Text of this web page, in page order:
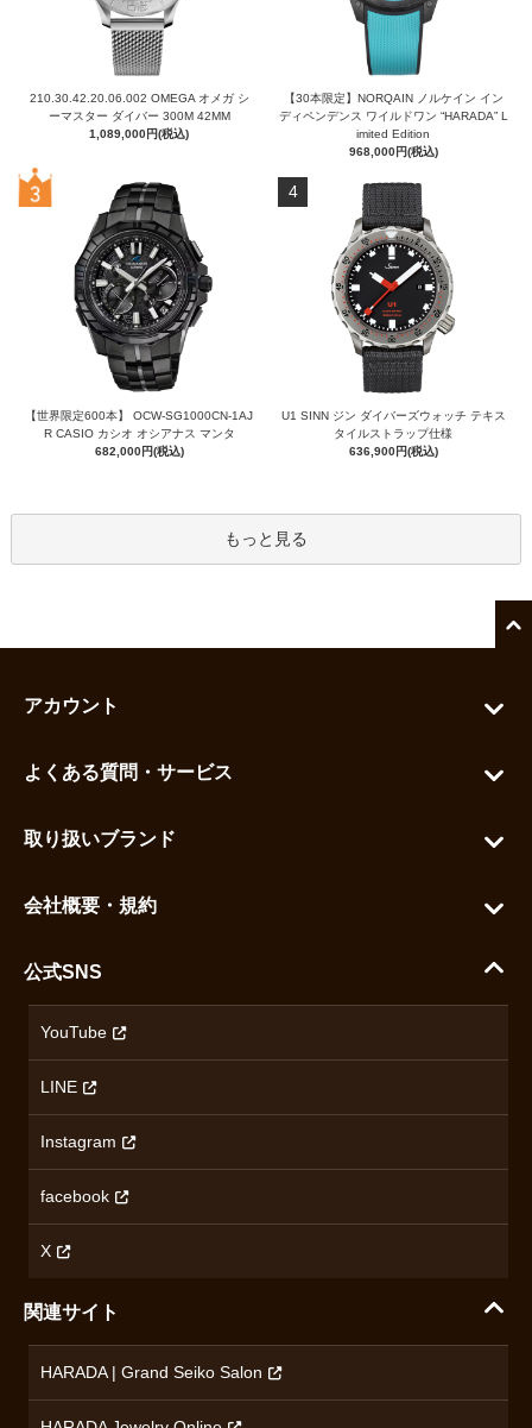
210.30.42.20.06.002 OMEGA オメガ シ
ーマスター ダイバー 300M 42MM
1,089,000円(税込)
【30本限定】NORQAIN ノルケイン イン
ディペンデンス ワイルドワン “HARADA” L
imited Edition
968,000円(税込)
【世界限定600本】 OCW-SG1000CN-1AJ
R CASIO カシオ オシアナス マンタ
682,000円(税込)
4
U1 SINN ジン ダイバーズウォッチ テキス
タイルストラップ仕様
636,900円(税込)
もっと見る
アカウント
お気に入りを見る
よくある質問・サービス
ご利用ガイド
配送・送料について
取り扱いブランド
セイコー
カシオ
ミナセ
オリエントスター
オメガ
ロンジン
ブランド一覧を見る
会社概要・規約
沿革
プライバシーポリシー
コンテンツ制作ポリシーおよび生成AIの利用指針
公式SNS
YouTube
LINE
Instagram
facebook
X
関連サイト
HARADA | Grand Seiko Salon